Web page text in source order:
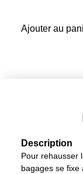
Ajouter au
Description
Pour rehausser
bagages se fixe